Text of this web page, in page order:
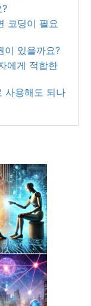
?
코딩이 필요
이 있을까요?
에게 적합한
사용해도 되나